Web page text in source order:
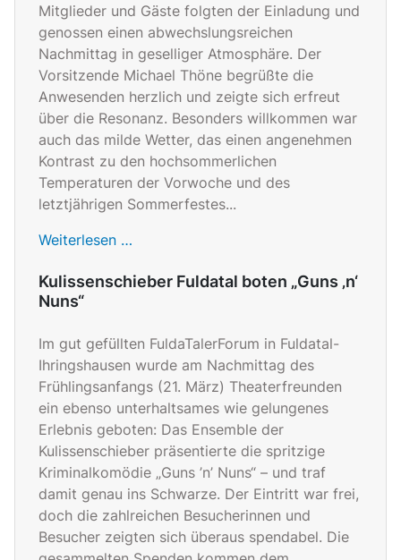
Mitglieder und Gäste folgten der Einladung und
genossen einen abwechslungsreichen
Nachmittag in geselliger Atmosphäre. Der
Vorsitzende Michael Thöne begrüßte die
Anwesenden herzlich und zeigte sich erfreut
über die Resonanz. Besonders willkommen war
auch das milde Wetter, das einen angenehmen
Kontrast zu den hochsommerlichen
Temperaturen der Vorwoche und des
letztjährigen Sommerfestes...
Weiterlesen …
Kulissenschieber Fuldatal boten „Guns ‚n‘
Nuns“
Im gut gefüllten FuldaTalerForum in Fuldatal-
Ihringshausen wurde am Nachmittag des
Frühlingsanfangs (21. März) Theaterfreunden
ein ebenso unterhaltsames wie gelungenes
Erlebnis geboten: Das Ensemble der
Kulissenschieber präsentierte die spritzige
Kriminalkomödie „Guns ’n’ Nuns“ – und traf
damit genau ins Schwarze. Der Eintritt war frei,
doch die zahlreichen Besucherinnen und
Besucher zeigten sich überaus spendabel. Die